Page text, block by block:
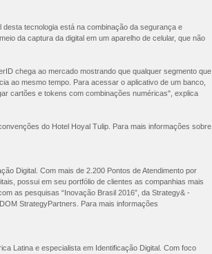
tecnologia está na combinação da segurança e
da captura da digital em um aparelho de celular, que não
chega ao mercado mostrando que qualquer segmento que
ao mesmo tempo. Para acessar o aplicativo de um banco,
cartões e tokens com combinações numéricas", explica
do Hotel Hoyal Tulip. Para mais informações sobre
Digital. Com mais de 2.200 Pontos de Atendimento por
possui em seu portfólio de clientes as companhias mais
as pesquisas “Inovação Brasil 2016”, da Strategy& -
StrategyPartners. Para mais informações
Latina e especialista em Identificação Digital. Com foco